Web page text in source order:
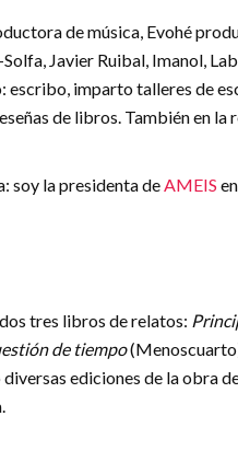
de música, Evohé
Solfa, Javier Ruibal, Imanol,
escribo, imparto talleres de
de libros. También en la
soy la presidenta deAMEIS
tres libros de relatos:
de tiempo
ediciones de la obra